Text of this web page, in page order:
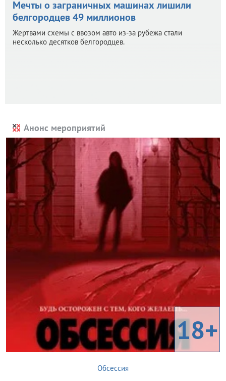
Мечты о заграничных машинах лишили
белгородцев 49 миллионов
Жертвами схемы с ввозом авто из-за рубежа стали
несколько десятков белгородцев.
Анонс мероприятий
18+
Обсессия